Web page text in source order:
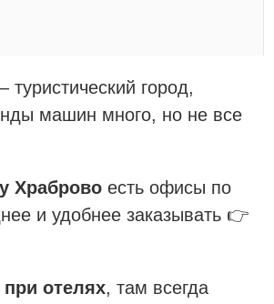
город,
машин много, но не все
Храброво есть офисы по
и удобнее заказывать 👉
при отелях, там всегда